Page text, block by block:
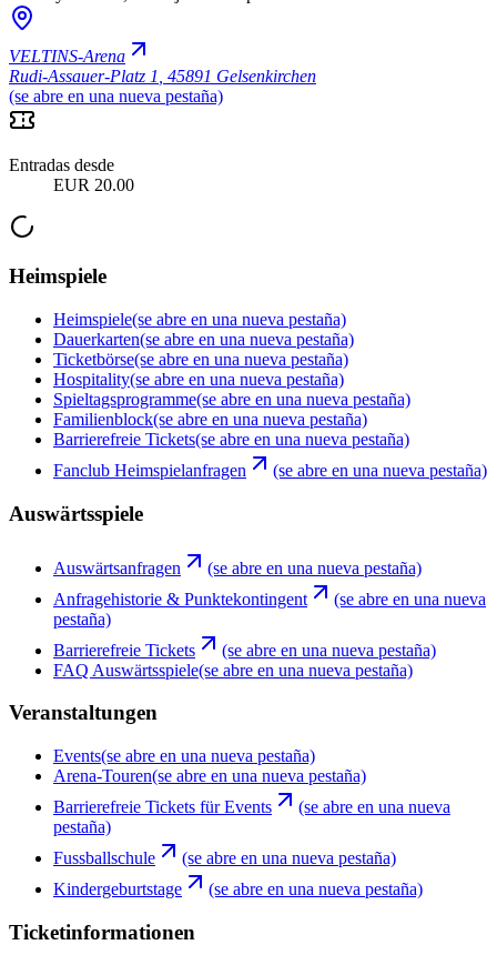
VELTINS-Arena
Rudi-Assauer-Platz 1 45891 Gelsenkirchen
(se abre en una nueva pestaña)
Entradas desde
EUR 20.00
Heimspiele
Heimspiele(se abre en una nueva pestaña)
Dauerkarten(se abre en una nueva pestaña)
Ticketbörse(se abre en una nueva pestaña)
Hospitality(se abre en una nueva pestaña)
Spieltagsprogramme(se abre en una nueva pestaña)
Familienblock(se abre en una nueva pestaña)
Barrierefreie Tickets(se abre en una nueva pestaña)
Fanclub Heimspielanfragen
(se abre en una nueva pestaña)
Auswärtsspiele
Auswärtsanfragen
(se abre en una nueva pestaña)
Anfragehistorie & Punktekontingent
(se abre en una nueva
pestaña)
Barrierefreie Tickets
(se abre en una nueva pestaña)
FAQ Auswärtsspiele(se abre en una nueva pestaña)
Veranstaltungen
Events(se abre en una nueva pestaña)
Arena-Touren(se abre en una nueva pestaña)
Barrierefreie Tickets für Events
(se abre en una nueva
pestaña)
Fussballschule
(se abre en una nueva pestaña)
Kindergeburtstage
(se abre en una nueva pestaña)
Ticketinformationen